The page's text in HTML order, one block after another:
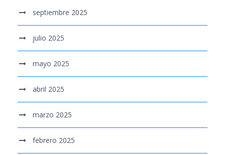
septiembre 2025
julio 2025
mayo 2025
abril 2025
marzo 2025
febrero 2025